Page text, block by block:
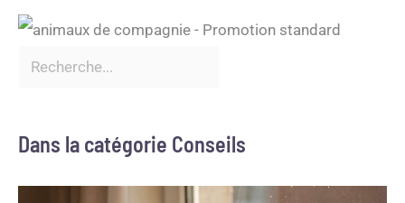
Dans la catégorie Conseils